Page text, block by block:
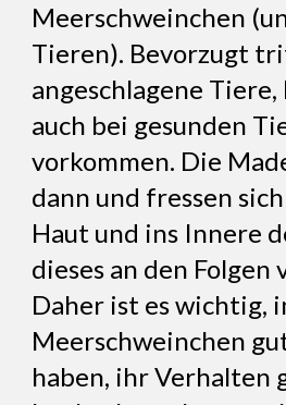
Meerschweinchen
Tieren). Bevorzugt
angeschlagene
auch bei gesunden
vorkommen. Die
dann und fressen
Haut und ins Innere
dieses an den
Daher ist es wichtig,
Meerschweinchen
haben, ihr Verhalten